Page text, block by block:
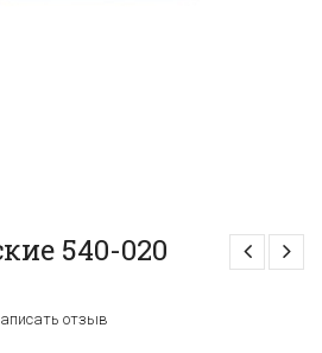
540-020
отзыв